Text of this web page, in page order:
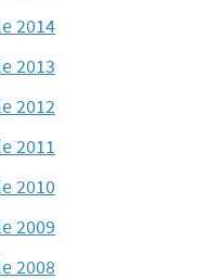
2014
2013
2012
2011
2010
2009
2008